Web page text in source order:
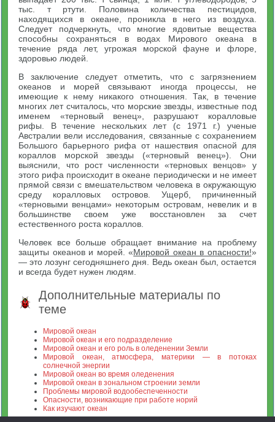
тыс. т ртути. Половина количества пестицидов,
находящихся в океане, проникла в него из воздуха.
Следует подчеркнуть, что многие ядовитые вещества
способны сохраняться в водах Мирового океана в
течение ряда лет, угрожая морской фауне и флоре,
здоровью людей.
В заключение следует отметить, что с загрязнением
океанов и морей связывают иногда процессы, не
имеющие к нему никакого отношения. Так, в течение
многих лет считалось, что морские звезды, известные под
именем «терновый венец», разрушают коралловые
рифы. В течение нескольких лет (с 1971 г.) ученые
Австралии вели исследования, связанные с сохранением
Большого барьерного рифа от нашествия опасной для
кораллов морской звезды («терновый венец»). Они
выяснили, что рост численности «терновых венцов» у
этого рифа происходит в океане периодически и не имеет
прямой связи с вмешательством человека в окружающую
среду коралловых островов. Ущерб, причиненный
«терновыми венцами» некоторым островам, невелик и в
большинстве своем уже восстановлен за счет
естественного роста кораллов.
Человек все больше обращает внимание на проблему
защиты океанов и морей. «Мировой океан в опасности!»
— это лозунг сегодняшнего дня. Ведь океан был, остается
и всегда будет нужен людям.
Дополнительные материалы по
теме
Мировой океан
Мировой океан и его подразделение
Мировой океан и его роль в оледенении Земли
Мировой океан, атмосфера, материки — в потоках
солнечной энергии
Мировой океан во время оледенения
Мировой океан в зональном строении земли
Проблемы мировой водообеспеченности
Опасности, возникающие при работе норий
Как изучают океан